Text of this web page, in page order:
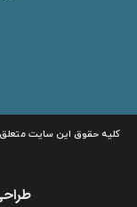
کلیه حقوق این سایت متعلق به